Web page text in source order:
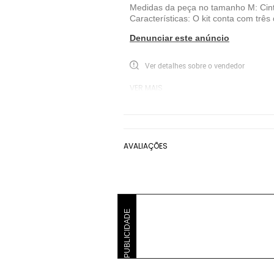
Medidas da peça no tamanho M:
Características: O kit conta com
Denunciar este anúncio
Ver detalhes sobre o vendedor
VER MAIS
AVALIAÇÕES
PUBLICIDADE